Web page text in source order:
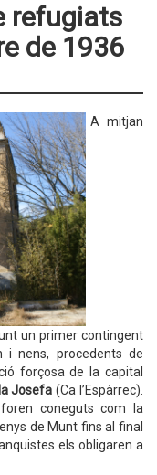
refugiats
de 1936
A mitjan
un primer contingent
i nens, procedents de
forçosa de la capital
Josefa (Ca l’Espàrrec).
coneguts com la
de Munt fins al final
els obligaren a